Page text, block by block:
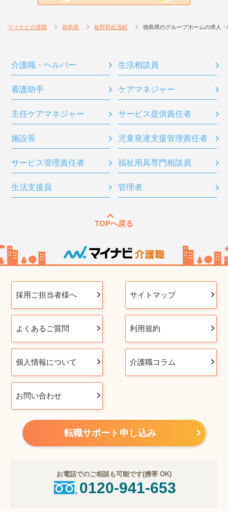
マイナビ介護職 徳島県 板野郡松茂町 徳島県のグループホームの求人
介護職・ヘルパー 生活相談員
看護助手 ケアマネジャー
主任ケアマネジャー サービス提供責任者
施設長 児童発達支援管理責任者
サービス管理責任者 福祉用具専門相談員
生活支援員 管理者
TOPへ戻る
採用ご担当者様へ サイトマップ
よくあるご質問 利用規約
個人情報について 介護職コラム
お問い合わせ
転職サポート申し込み
お電話でのご相談も可能です(携帯 OK)
0120-941-653